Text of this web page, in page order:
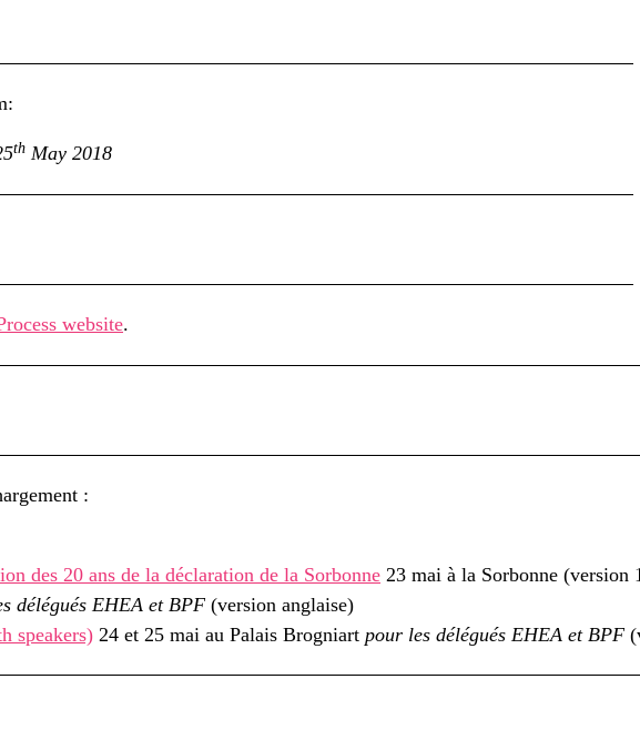
th May 2018
website.
:
des 20 ans de la déclaration de la Sorbonne 23 mai à la Sorbonne (version
délégués EHEA et BPF (version anglaise)
speakers) 24 et 25 mai au Palais Brogniart pour les délégués EHEA et BPF